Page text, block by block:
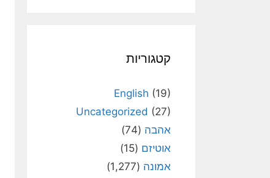
קטגוריות
English (19)
Uncategorized (27)
אהבה (74)
אוטיזם (15)
אמונה (1,277)